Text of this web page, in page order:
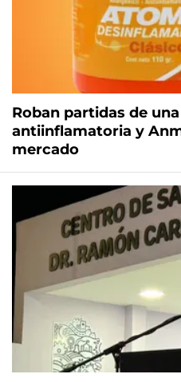
Roban partidas de
antiinflamatoria y
mercado